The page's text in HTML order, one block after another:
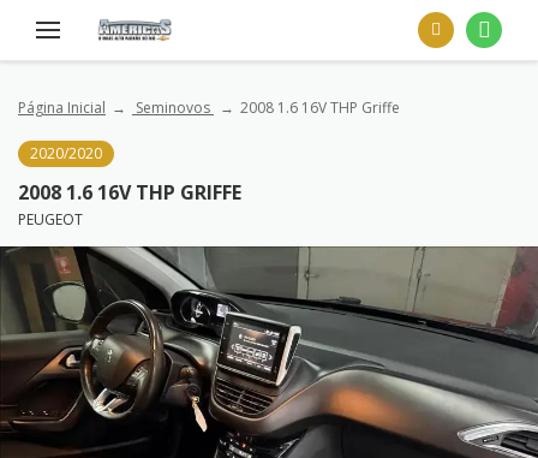
Página Inicial Seminovos 2008 1.6 16V THP Griffe
2020/2020
2008 1.6 16V THP GRIFFE
PEUGEOT